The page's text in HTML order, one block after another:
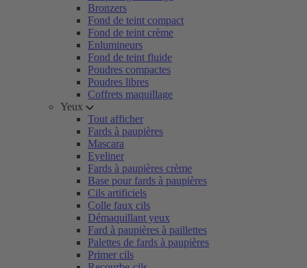
Bronzers
Fond de teint compact
Fond de teint crème
Enlumineurs
Fond de teint fluide
Poudres compactes
Poudres libres
Coffrets maquillage
Yeux
Tout afficher
Fards à paupières
Mascara
Eyeliner
Fards à paupières crème
Base pour fards à paupières
Cils artificiels
Colle faux cils
Démaquillant yeux
Fard à paupières à paillettes
Palettes de fards à paupières
Primer cils